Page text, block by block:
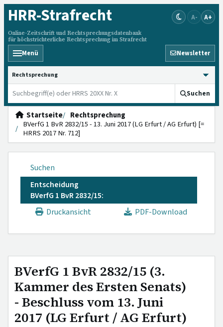
HRR-Strafrecht
Online-Zeitschrift und Rechtsprechungsdatenbank
für höchstrichterliche Rechtsprechung im Strafrecht
A- A+
Menü Newsletter
HRRS durchsuchen
Suchen
Startseite
Rechtsprechung
BVerfG 1 BvR 2832/15 - 13. Juni 2017 (LG Erfurt / AG Erfurt) [=
HRRS 2017 Nr. 712]
Suchen
Entscheidung
BVerfG 1 BvR 2832/15:
Druckansicht
PDF-Download
BVerfG 1 BvR 2832/15 (3.
Kammer des Ersten Senats)
- Beschluss vom 13. Juni
2017 (LG Erfurt / AG Erfurt)